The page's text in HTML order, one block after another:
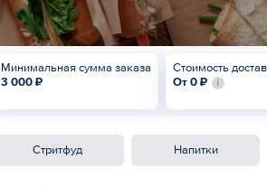
Минимальная сумма заказа
3 000 ₽
Стоимость
От 0 ₽
Стритфуд Напитки